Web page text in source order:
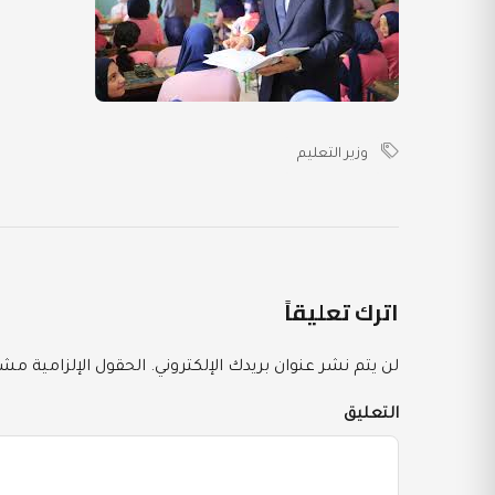
وزير التعليم
اترك تعليقاً
لن يتم نشر عنوان بريدك الإلكتروني. الحقول الإلزامية
التعليق